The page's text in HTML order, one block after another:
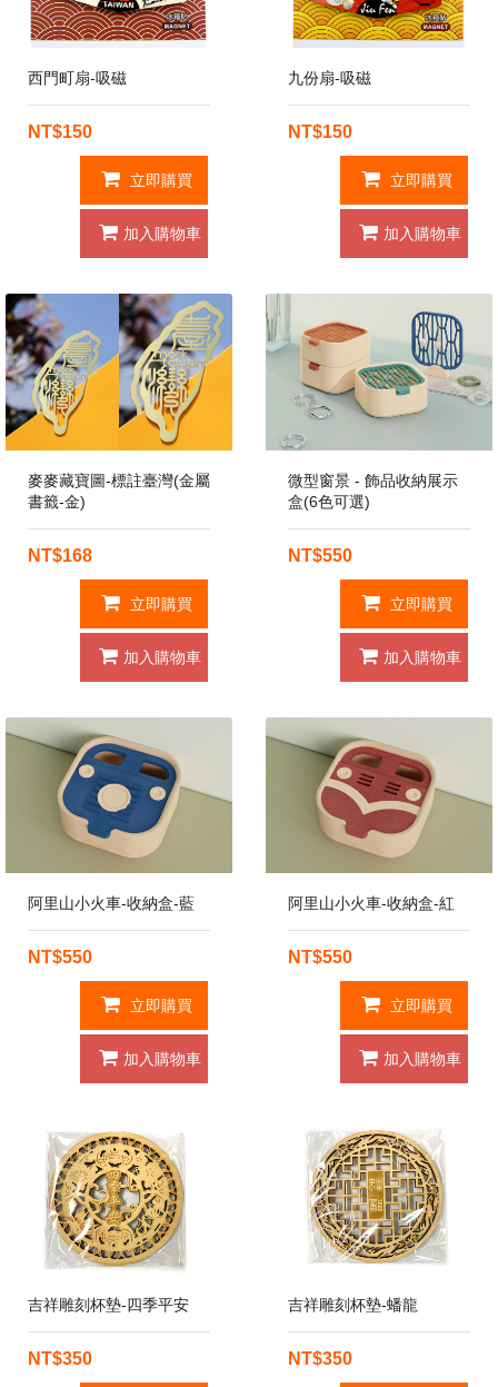
西門町扇-吸磁
NT$150
立即購買
加入購物車
九份扇-吸磁
NT$150
立即購買
加入購物車
麥麥藏寶圖-標註臺灣(金屬
書籤-金)
NT$168
立即購買
加入購物車
微型窗景 - 飾品收納展示
盒(6色可選)
NT$550
立即購買
加入購物車
阿里山小火車-收納盒-藍
NT$550
立即購買
加入購物車
阿里山小火車-收納盒-紅
NT$550
立即購買
加入購物車
吉祥雕刻杯墊-四季平安
NT$350
吉祥雕刻杯墊-蟠龍
NT$350